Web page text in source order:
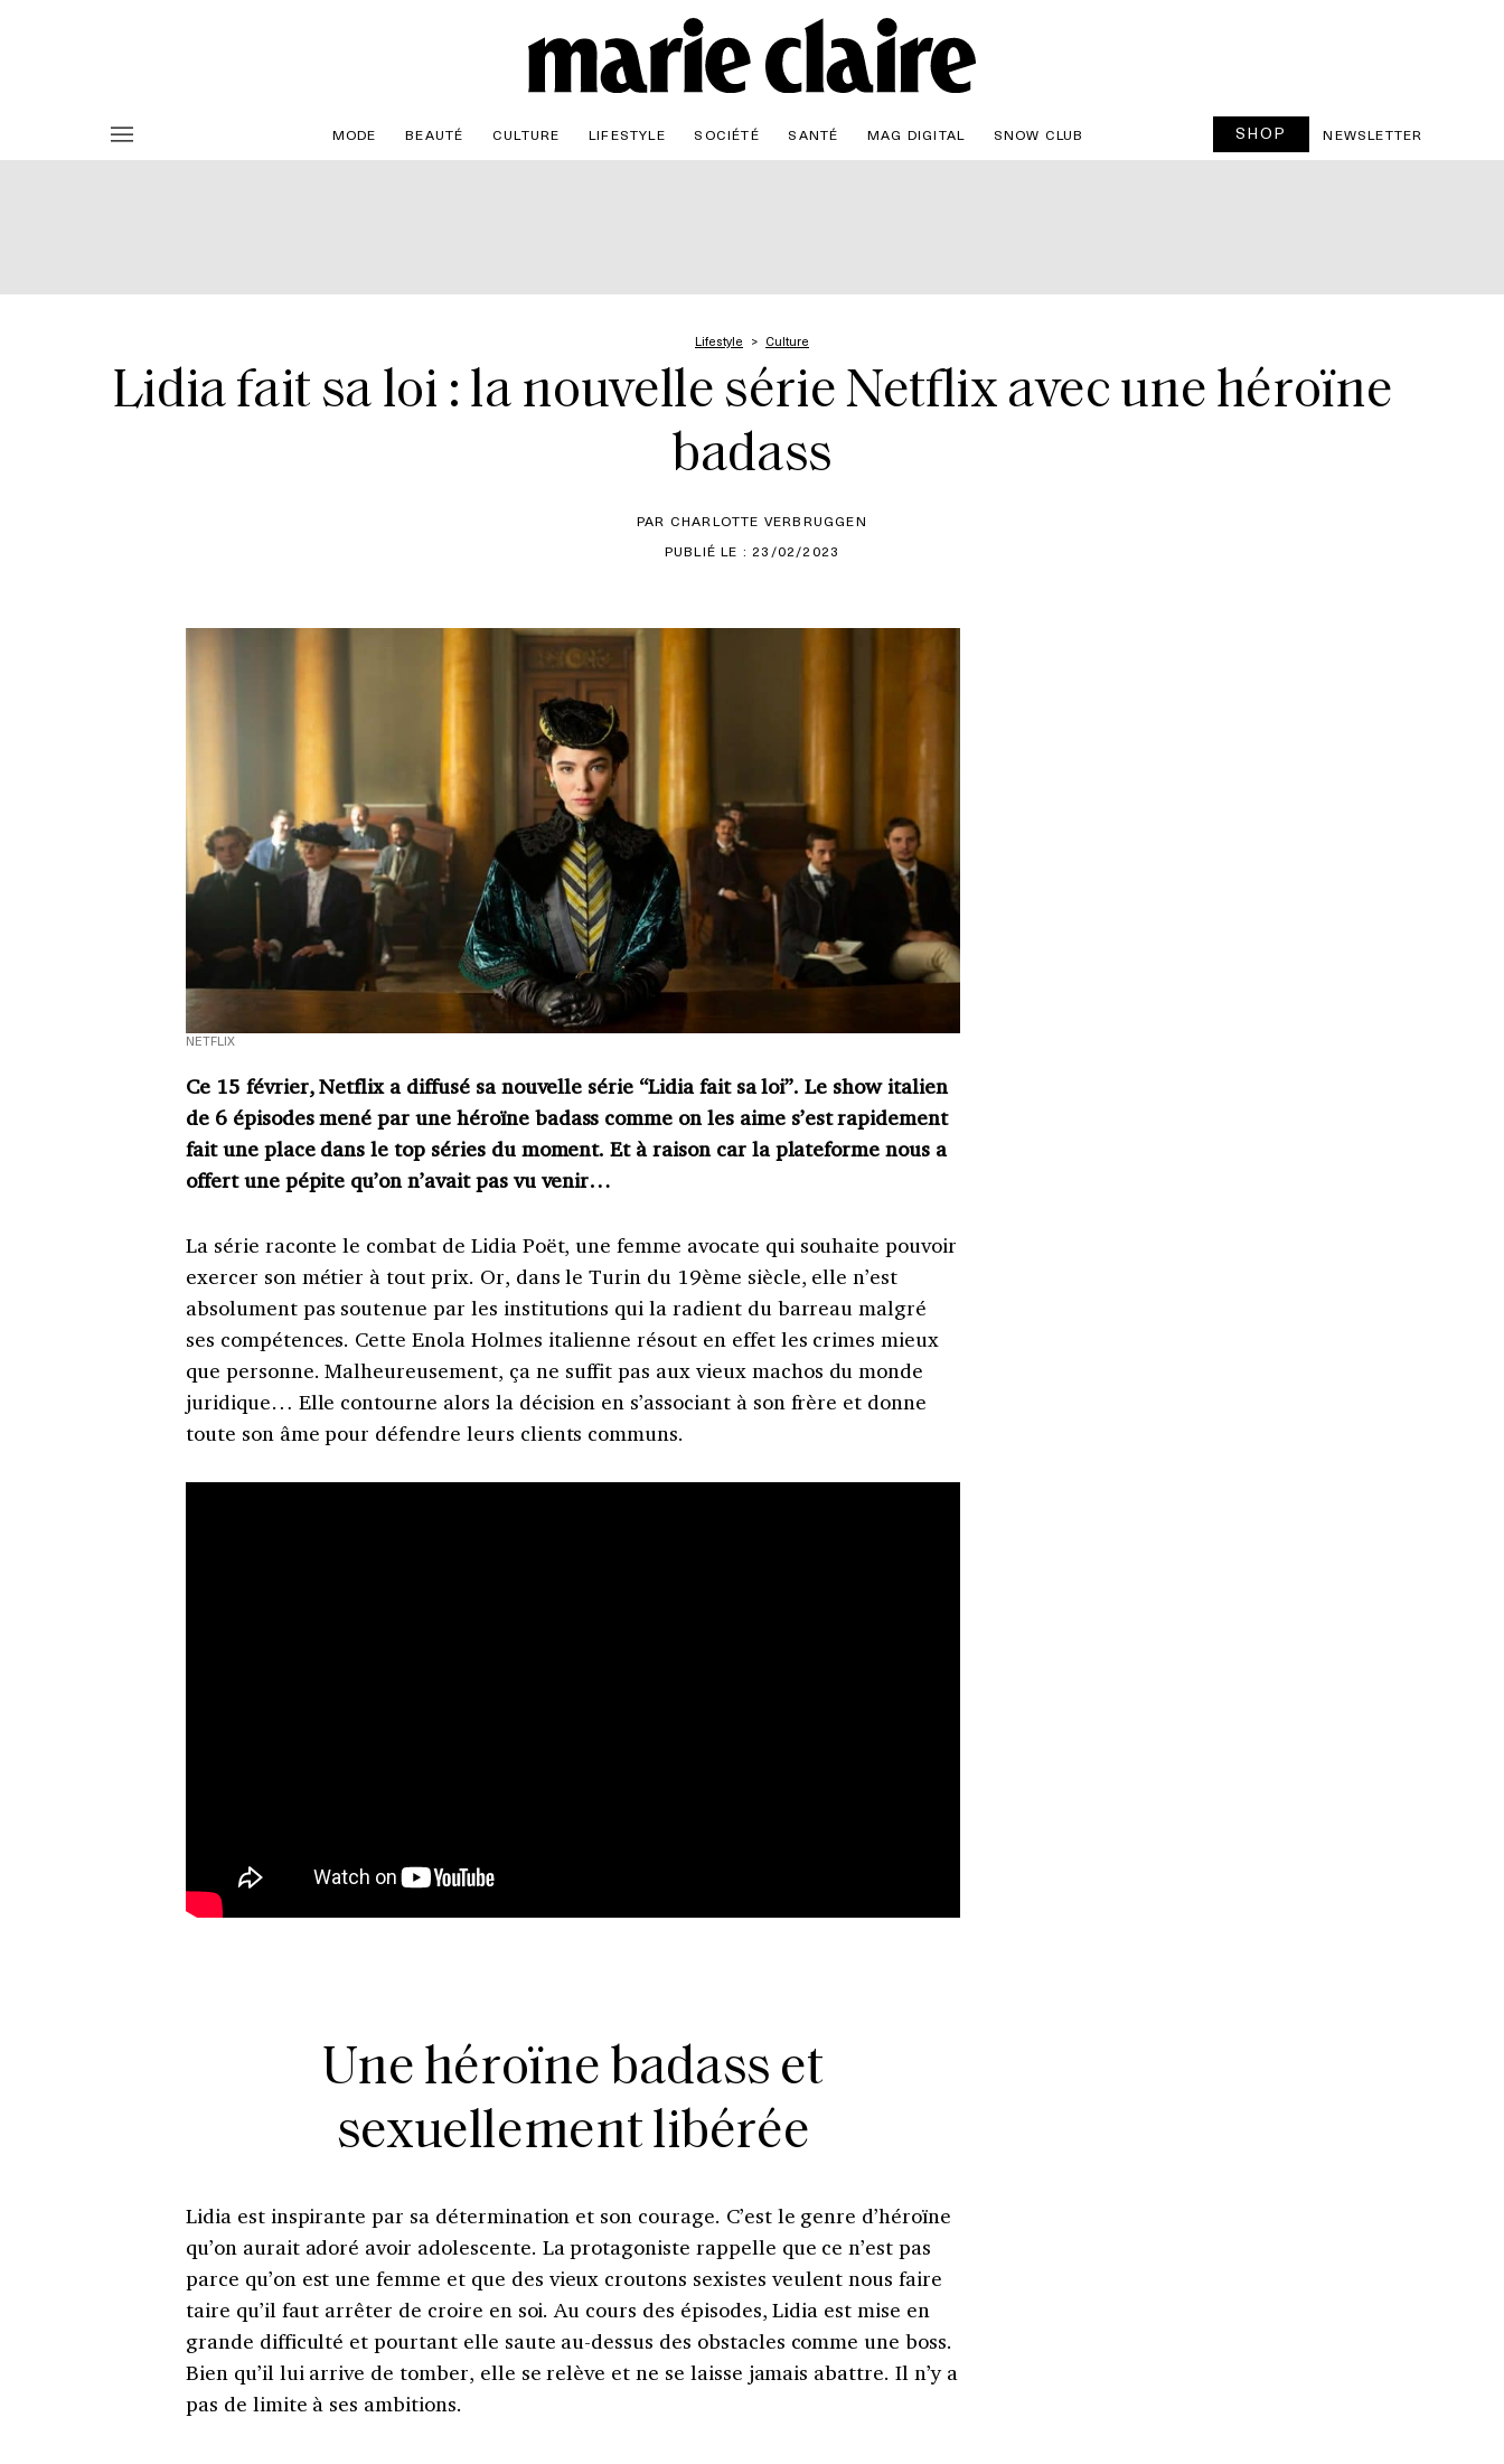
MODE BEAUTÉ CULTURE LIFESTYLE SOCIÉTÉ SANTÉ MAG DIGITAL SNOW CLUB SHOP NEWSLETTER
Lifestyle Culture
Lidia fait sa loi : la nouvelle série Netflix avec une héroïne
badass
PAR CHARLOTTE VERBRUGGEN
PUBLIÉ LE : 23/02/2023
NETFLIX
Ce 15 février, Netflix a diffusé sa nouvelle série “Lidia fait sa loi”. Le show italien
de 6 épisodes mené par une héroïne badass comme on les aime s’est rapidement
fait une place dans le top séries du moment. Et à raison car la plateforme nous a
offert une pépite qu’on n’avait pas vu venir…
La série raconte le combat de Lidia Poët, une femme avocate qui souhaite pouvoir
exercer son métier à tout prix. Or, dans le Turin du 19ème siècle, elle n’est
absolument pas soutenue par les institutions qui la radient du barreau malgré
ses compétences. Cette Enola Holmes italienne résout en effet les crimes mieux
que personne. Malheureusement, ça ne suffit pas aux vieux machos du monde
juridique… Elle contourne alors la décision en s’associant à son frère et donne
toute son âme pour défendre leurs clients communs.
Une héroïne badass et
sexuellement libérée
Lidia est inspirante par sa détermination et son courage. C’est le genre d’héroïne
qu’on aurait adoré avoir adolescente. La protagoniste rappelle que ce n’est pas
parce qu’on est une femme et que des vieux croutons sexistes veulent nous faire
taire qu’il faut arrêter de croire en soi. Au cours des épisodes, Lidia est mise en
grande difficulté et pourtant elle saute au-dessus des obstacles comme une boss.
Bien qu’il lui arrive de tomber, elle se relève et ne se laisse jamais abattre. Il n’y a
pas de limite à ses ambitions.